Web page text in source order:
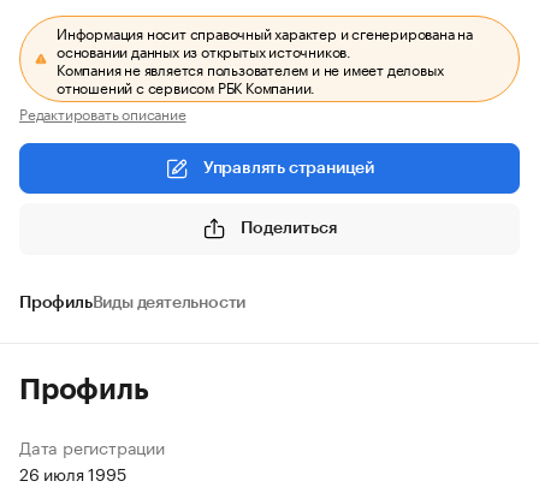
Информация носит справочный характер и сгенерирована на
основании данных из открытых источников.
Компания не является пользователем и не имеет деловых
отношений с сервисом РБК Компании.
Редактировать описание
Управлять страницей
Поделиться
ПрофильВиды деятельности
Профиль
Дата регистрации
26 июля 1995